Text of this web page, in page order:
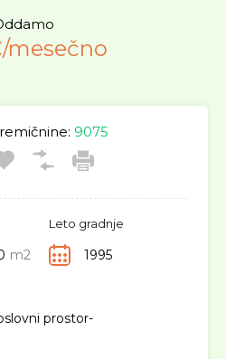
mesečno
9075
m2
Leto gradnje
1995
prostor-